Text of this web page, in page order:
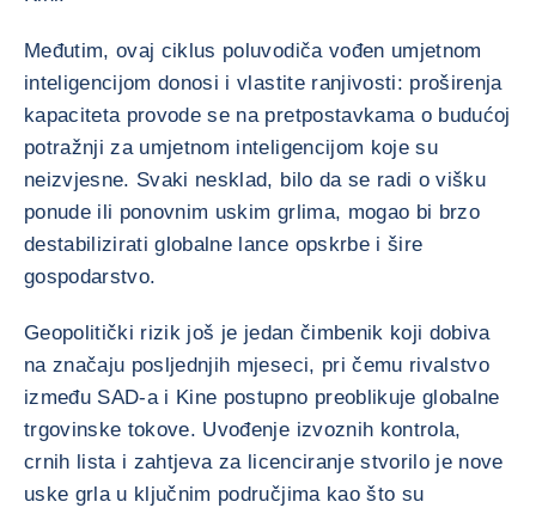
Međutim, ovaj ciklus poluvodiča vođen umjetnom
inteligencijom donosi i vlastite ranjivosti: proširenja
kapaciteta provode se na pretpostavkama o budućoj
potražnji za umjetnom inteligencijom koje su
neizvjesne. Svaki nesklad, bilo da se radi o višku
ponude ili ponovnim uskim grlima, mogao bi brzo
destabilizirati globalne lance opskrbe i šire
gospodarstvo.
Geopolitički rizik još je jedan čimbenik koji dobiva
na značaju posljednjih mjeseci, pri čemu rivalstvo
između SAD-a i Kine postupno preoblikuje globalne
trgovinske tokove. Uvođenje izvoznih kontrola,
crnih lista i zahtjeva za licenciranje stvorilo je nove
uske grla u ključnim područjima kao što su